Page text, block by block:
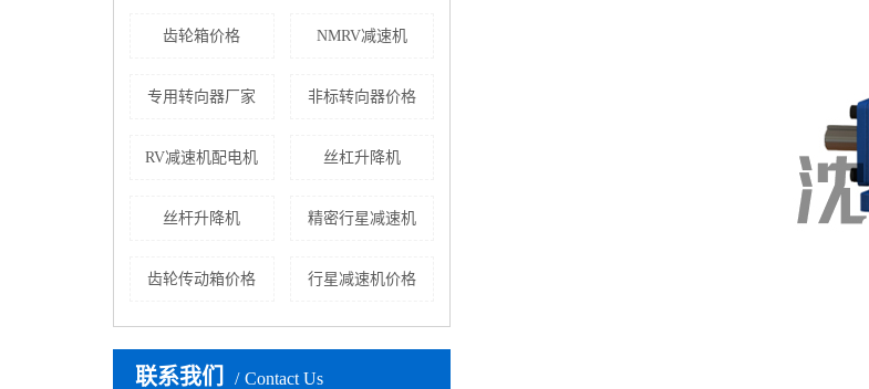
齿轮箱价格 NMRV减速机
专用转向器厂家 非标转向器价格
RV减速机配电机 丝杠升降机
丝杆升降机 精密行星减速机
齿轮传动箱价格 行星减速机价格
联系我们 Contact Us